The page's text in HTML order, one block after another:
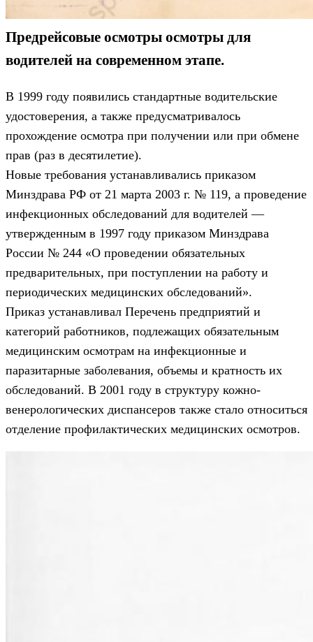
Предрейсовые осмотры осмотры для
водителей на современном этапе.
В 1999 году появились стандартные водительские
удостоверения, а также предусматривалось
прохождение осмотра при получении или при обмене
прав (раз в десятилетие).
Новые требования устанавливались приказом
Минздрава РФ от 21 марта 2003 г. № 119, а проведение
инфекционных обследований для водителей —
утвержденным в 1997 году приказом Минздрава
России № 244 «О проведении обязательных
предварительных, при поступлении на работу и
периодических медицинских обследований».
Приказ устанавливал Перечень предприятий и
категорий работников, подлежащих обязательным
медицинским осмотрам на инфекционные и
паразитарные заболевания, объемы и кратность их
обследований. В 2001 году в структуру кожно-
венерологических диспансеров также стало относиться
отделение профилактических медицинских осмотров.